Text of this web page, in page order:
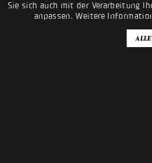
Sie sich auch mit der Verarbeitung
anpassen. Weitere
Mit